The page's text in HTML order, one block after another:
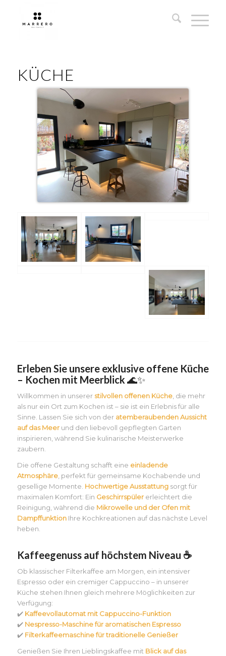
KÜCHE
KÜCHE
Erleben Sie unsere exklusive offene Küche
– Kochen mit Meerblick 🌊✨
Willkommen in unserer stilvollen offenen Küche, die mehr
als nur ein Ort zum Kochen ist – sie ist ein Erlebnis für alle
Sinne. Lassen Sie sich von der atemberaubenden Aussicht
auf das Meerund den liebevoll gepflegten Garten
inspirieren, während Sie kulinarische Meisterwerke
zaubern.
Die offene Gestaltung schafft eine einladende
Atmosphäre, perfekt für gemeinsame Kochabende und
gesellige Momente. Hochwertige Ausstattungsorgt für
maximalen Komfort: Ein Geschirrspülererleichtert die
Reinigung, während die Mikrowelle und der Ofen mit
DampffunktionIhre Kochkreationen auf das nächste Level
heben.
Kaffeegenuss auf höchstem Niveau ☕
Ob klassischer Filterkaffee am Morgen, ein intensiver
Espresso oder ein cremiger Cappuccino – in unserer
Küche stehen Ihnen gleich mehrere Möglichkeiten zur
Verfügung:
✔️ Kaffeevollautomat mit Cappuccino-Funktion
✔️ Nespresso-Maschine für aromatischen Espresso
✔️ Filterkaffeemaschine für traditionelle Genießer
Genießen Sie Ihren Lieblingskaffee mit Blick auf das